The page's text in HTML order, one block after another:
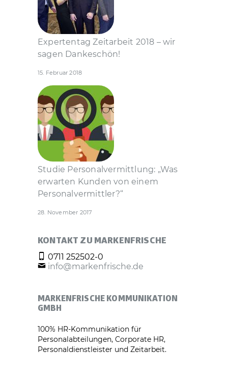
Expertentag Zeitarbeit 2018 – wir
sagen Dankeschön!
15. Februar 2018
Studie Personal­vermittlung: „Was
erwarten Kunden von einem
Personal­vermittler?“
28. November 2017
KONTAKT ZU MARKENFRISCHE
0711 252502-0
info@markenfrische.de
MARKENFRISCHE KOMMUNIKATION
GMBH
100% HR-Kommunikation für
Personalabteilungen, Corporate HR,
Personaldienstleister und Zeitarbeit.